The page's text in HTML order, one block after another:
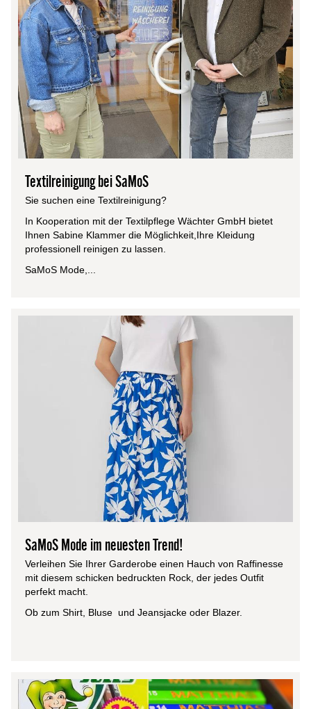
Textilreinigung bei SaMoS
Sie suchen eine Textilreinigung?
In Kooperation mit der Textilpflege Wächter GmbH bietet
Ihnen Sabine Klammer die Möglichkeit,Ihre Kleidung
professionell reinigen zu lassen.
SaMoS Mode,...
SaMoS Mode im neuesten Trend!
Verleihen Sie Ihrer Garderobe einen Hauch von Raffinesse
mit diesem schicken bedruckten Rock, der jedes Outfit
perfekt macht.
Ob zum Shirt, Bluse und Jeansjacke oder Blazer.